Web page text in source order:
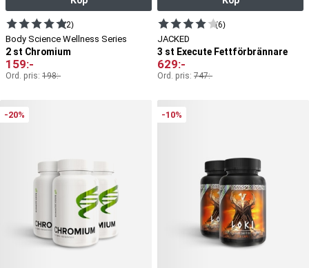
(2)
Body Science Wellness Series
2 st Chromium
159:-
Ord. pris: 198:-
(6)
JACKED
3 st Execute Fettförbrännare
629:-
Ord. pris: 747:-
-20% -10%